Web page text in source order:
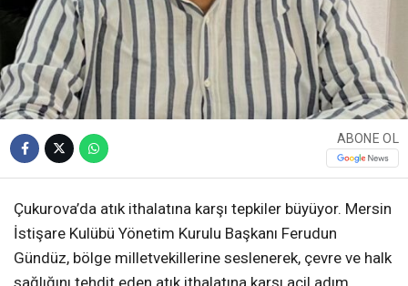
ABONE OL
Çukurova’da atık ithalatına karşı tepkiler büyüyor. Mersin
İstişare Kulübü Yönetim Kurulu Başkanı Ferudun
Gündüz, bölge milletvekillerine seslenerek, çevre ve halk
sağlığını tehdit eden atık ithalatına karşı acil adım